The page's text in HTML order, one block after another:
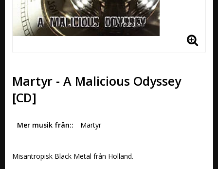
Martyr - A Malicious Odyssey
[CD]
Mer musik från: Martyr
Misantropisk Black Metal från Holland.